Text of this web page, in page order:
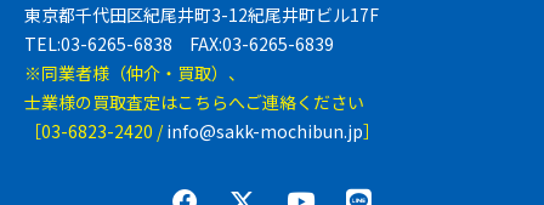
東京都千代田区紀尾井町3-12紀尾井町ビル17F
TEL:03-6265-6838 FAX:03-6265-6839
※同業者様（仲介・買取）、
士業様の買取査定はこちらへご連絡ください
［03-6823-2420 /info@sakk-mochibun.jp］